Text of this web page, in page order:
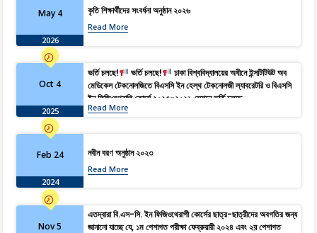
May 4
2026
কৃতি শিক্ষার্থীদের সংবর্ধনা অনুষ্ঠান ২০২৬
Read More
Oct 4
2025
ভর্তি চলছে! ভর্তি চলছে!
ঢাকা বিশ্ববিদ্যালয়ের অধীনে ইন্সটিটিউট অব
মেডিকেল টেকনোলজিতে বিএসসি ইন হেল্থ টেকনোলজী ল্যাবরেটরি ও বিএসসি
ইন ফিজিওথেরাপি কোর্সে ২০২৫-২০২৬ সেশনে ভর্তি চলছে…
Read More
Feb 24
2024
নবীন বরণ অনুষ্ঠান ২০২৩
Read More
Nov 5
এতদ্বারা বি.এস-সি. ইন ফিজিওথেরাপী কোর্সের ছাত্র-ছাত্রীদের অবগতির জন্য
জানানো যাচ্ছে যে, ১ম পেশাগত পরীক্ষা ফেব্রুয়ারী ২০২৪ এবং ২য় পেশাগত